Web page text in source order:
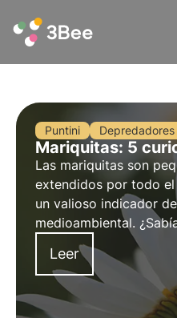
Puntini Depredadores
Mariquitas: 5
Las mariquitas son
extendidos por todo
un valioso indicador
medioambiental.
con manchas negras?
invierno? Descubra
datos más
Leer